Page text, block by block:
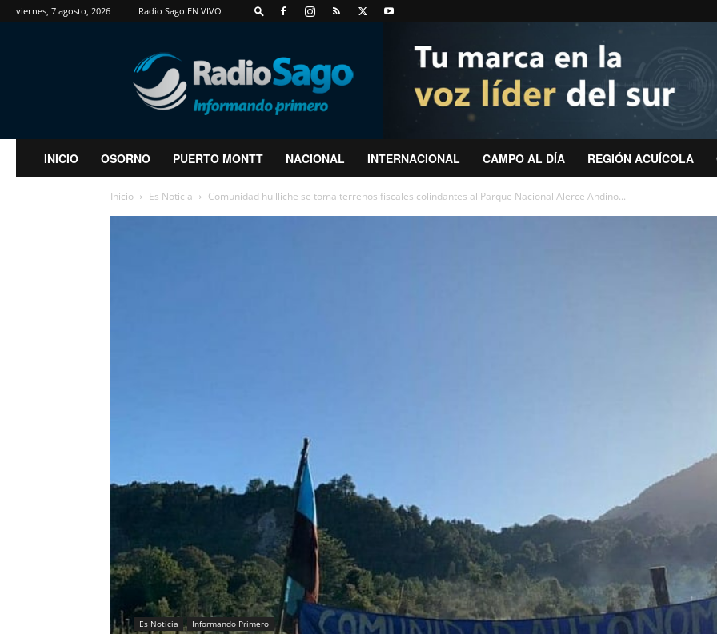
viernes, 7 agosto, 2026 Radio Sago EN VIVO
RadioSago
INICIO OSORNO PUERTO MONTT NACIONAL INTERNACIONAL CAMPO AL DÍA REGIÓN ACUÍCOLA
Inicio Es Noticia Comunidad huilliche se toma terrenos fiscales colindantes al Parque Nacional Alerce Andino...
Es Noticia Informando Primero